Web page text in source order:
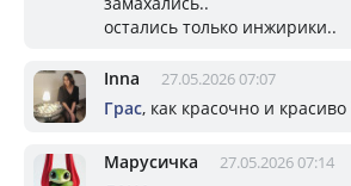
остались только инжирики..
Inna 27.05.2026 07:07
Грас, как красочно и
Марусичка 27.05.2026 07:14